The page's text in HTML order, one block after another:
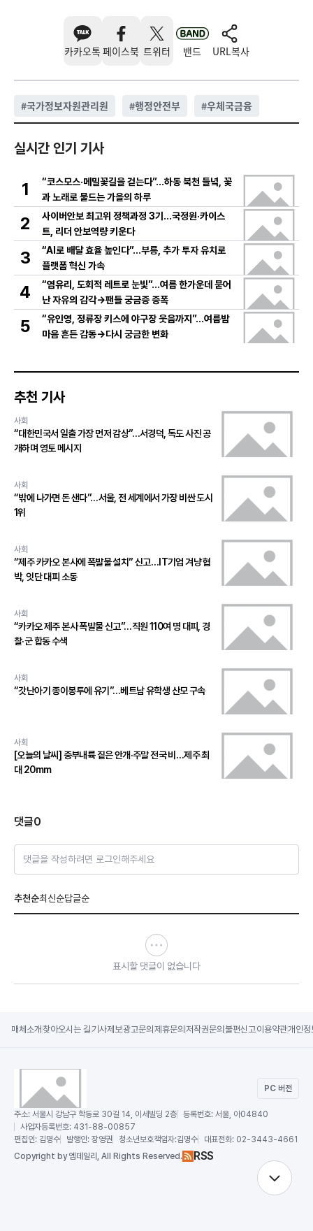
카카오톡 페이스북 트위터 밴드 URL복사
#국가정보자원관리원 #행정안전부 #우체국금융
실시간 인기 기사
1
“코스모스·메밀꽃길을 걷는다”…하동 북천 들녘, 꽃
과 노래로 물드는 가을의 하루
2
사이버안보 최고위 정책과정 3기…국정원·카이스
트, 리더 안보역량 키운다
3
“AI로 배달 효율 높인다”…부릉, 추가 투자 유치로
플랫폼 혁신 가속
4
“염유리, 도회적 레트로 눈빛”…여름 한가운데 묻어
난 자유의 감각→팬들 궁금증 증폭
5
“유인영, 정류장 키스에 야구장 웃음까지”…여름밤
마음 흔든 감동→다시 궁금한 변화
추천 기사
사회
“대한민국서 일출 가장 먼저 감상”…서경덕, 독도 사진 공
개하며 영토 메시지
사회
“밖에 나가면 돈 샌다”…서울, 전 세계에서 가장 비싼 도시
1위
사회
“제주 카카오 본사에 폭발물 설치” 신고…IT기업 겨냥 협
박, 잇단 대피 소동
사회
“카카오 제주 본사 폭발물 신고”…직원 110여 명 대피, 경
찰·군 합동 수색
사회
“갓난아기 종이봉투에 유기”…베트남 유학생 산모 구속
사회
[오늘의 날씨] 중부내륙 짙은 안개·주말 전국 비…제주 최
대 20mm
댓글0
댓글을 작성하려면 로그인해주세요
추천순최신순답글순
표시할 댓글이 없습니다
매체소개 찾아오시는 길기사제보광고문의 제휴문의 저작권문의 불편신고이용약관개인정
PC 버전
주소: 서울시 강남구 학동로 30길 14, 이세빌딩 2층 등록번호: 서울, 아04840
사업자등록번호: 431-88-00857
편집인: 김명수 발행인: 장영권 청소년보호책임자:김명수 대표전화: 02-3443-4661
Copyright by 엠데일리, All Rights Reserved. RSS